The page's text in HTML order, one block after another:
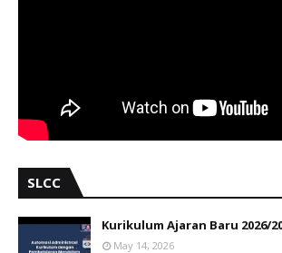
SLCC
Kurikulum Ajaran Baru 2026/
May 14, 2026